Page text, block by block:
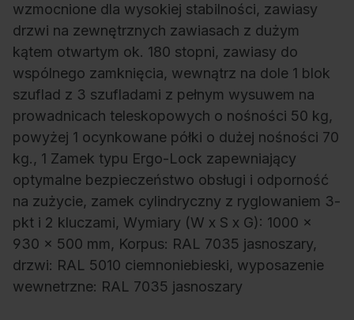
wzmocnione dla wysokiej stabilności, zawiasy
drzwi na zewnętrznych zawiasach z dużym
kątem otwartym ok. 180 stopni, zawiasy do
wspólnego zamknięcia, wewnątrz na dole 1 blok
szuflad z 3 szufladami z pełnym wysuwem na
prowadnicach teleskopowych o nośności 50 kg,
powyżej 1 ocynkowane półki o dużej nośności 70
kg., 1 Zamek typu Ergo-Lock zapewniający
optymalne bezpieczeństwo obsługi i odporność
na zużycie, zamek cylindryczny z ryglowaniem 3-
pkt i 2 kluczami, Wymiary (W x S x G): 1000 x
930 x 500 mm, Korpus: RAL 7035 jasnoszary,
drzwi: RAL 5010 ciemnoniebieski, wyposazenie
wewnetrzne: RAL 7035 jasnoszary